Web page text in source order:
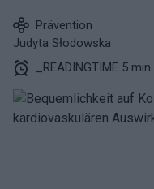
Prävention
Judyta Słodowska
_READINGTIME 5 min.